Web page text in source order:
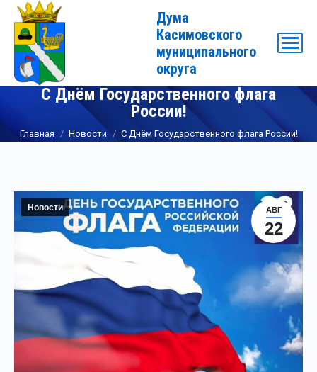
Дума
Касимовского
муниципального
округа
С Днём Государственного флага
России!
Вы здесь:
Главная Новости С Днём Государственного флага России!
АВГ
22
Новости